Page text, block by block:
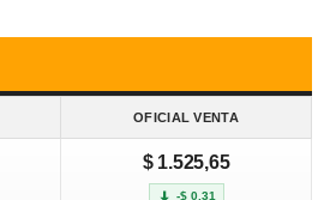
OFICIAL VENTA
$ 1.525,65
-$ 0,31